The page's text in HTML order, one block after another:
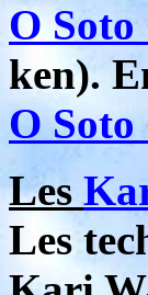
O
ken).
O
Les
Les